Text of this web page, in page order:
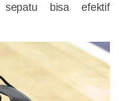
sepatu bisa efektif